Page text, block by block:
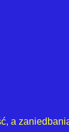
a